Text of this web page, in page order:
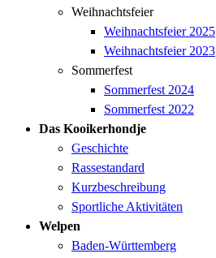
Weihnachtsfeier
Weihnachtsfeier 2025
Weihnachtsfeier 2023
Sommerfest
Sommerfest 2024
Sommerfest 2022
Das Kooikerhondje
Geschichte
Rassestandard
Kurzbeschreibung
Sportliche Aktivitäten
Welpen
Baden-Württemberg